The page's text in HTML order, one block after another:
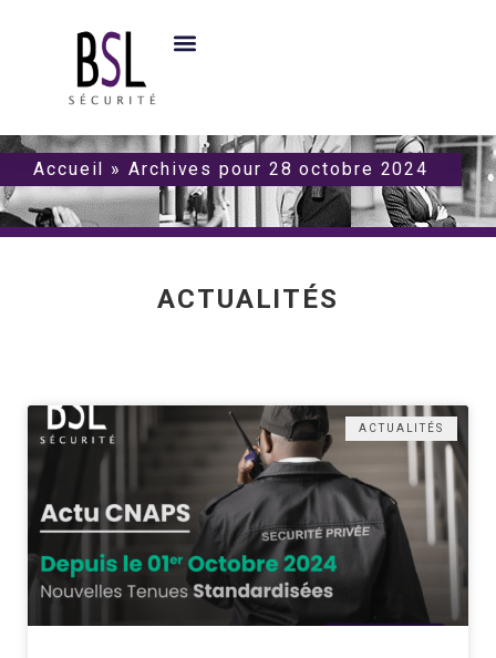
Accueil »Archives pour 28 octobre 2024
ACTUALITÉS
ACTUALITÉS